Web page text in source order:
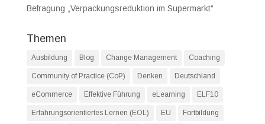
Befragung „Verpackungsreduktion im Supermarkt“
Themen
Ausbildung Blog Change Management Coaching
Community of Practice (CoP) Denken Deutschland
eCommerce Effektive Führung eLearning ELF10
Erfahrungsorientiertes Lernen (EOL) EU Fortbildung